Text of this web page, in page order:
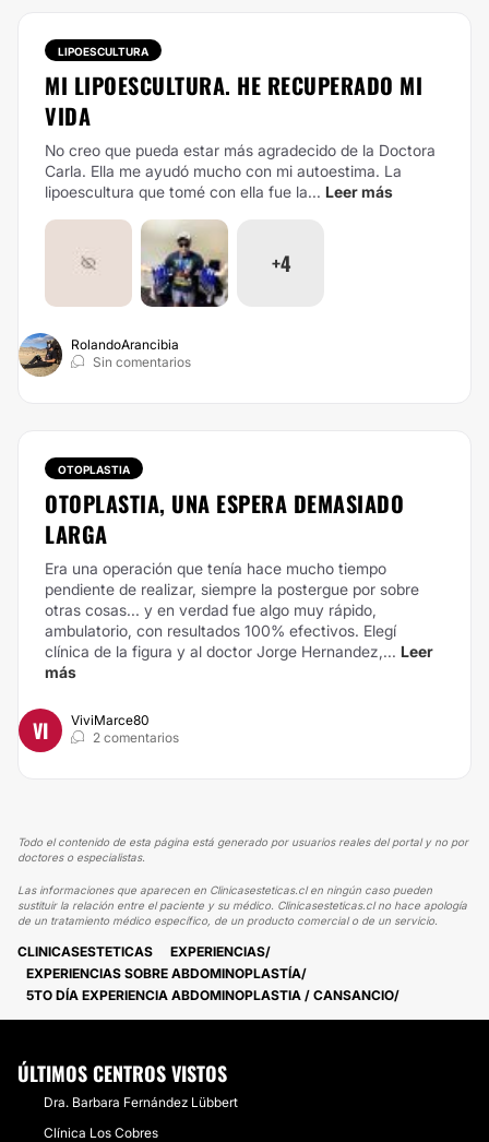
LIPOESCULTURA
MI LIPOESCULTURA. HE RECUPERADO MI
VIDA
No creo que pueda estar más agradecido de la Doctora
Carla. Ella me ayudó mucho con mi autoestima. La
lipoescultura que tomé con ella fue la... Leer más
+4
RolandoArancibia
Sin comentarios
OTOPLASTIA
OTOPLASTIA, UNA ESPERA DEMASIADO
LARGA
Era una operación que tenía hace mucho tiempo
pendiente de realizar, siempre la postergue por sobre
otras cosas... y en verdad fue algo muy rápido,
ambulatorio, con resultados 100% efectivos. Elegí
clínica de la figura y al doctor Jorge Hernandez,... Leer
más
VI
ViviMarce80
2 comentarios
Todo el contenido de esta página está generado por usuarios reales del portal y no por
doctores o especialistas.
Las informaciones que aparecen en Clinicasesteticas.cl en ningún caso pueden
sustituir la relación entre el paciente y su médico. Clinicasesteticas.cl no hace apología
de un tratamiento médico específico, de un producto comercial o de un servicio.
CLINICASESTETICAS
EXPERIENCIAS
EXPERIENCIAS SOBRE ABDOMINOPLASTÍA
5TO DÍA EXPERIENCIA ABDOMINOPLASTIA / CANSANCIO
ÚLTIMOS CENTROS VISTOS
Dra. Barbara Fernández Lübbert
Clínica Los Cobres